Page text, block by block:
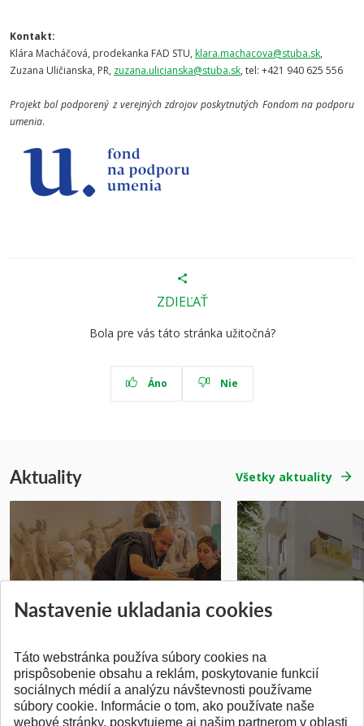
Kontakt:
Klára Macháčová, prodekanka FAD STU, klara.machacova@stuba.sk,
Zuzana Uličianska, PR, zuzana.ulicianska@stuba.sk, tel: +421 940 625 556
Projekt bol podporený z verejných zdrojov poskytnutých Fondom na podporu
umenia.
ZDIEĽAŤ
Bola pre vás táto stránka užitočná?
Áno Nie
Aktuality Všetky aktuality
Pridané 14.07.2026 Pridané 03.07.2026
Nastavenie ukladania cookies
Táto webstránka používa súbory cookies na
prispôsobenie obsahu a reklám, poskytovanie funkcií
sociálnych médií a analýzu návštevnosti používame
súbory cookie. Informácie o tom, ako používate naše
webové stránky, poskytujeme aj našim partnerom v oblasti